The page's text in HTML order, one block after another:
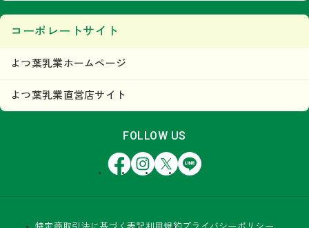
コーポレートサイト
よつ葉乳業ホームページ
よつ葉乳業直営店サイト
FOLLOW US
FacebookInstagram
X LINE